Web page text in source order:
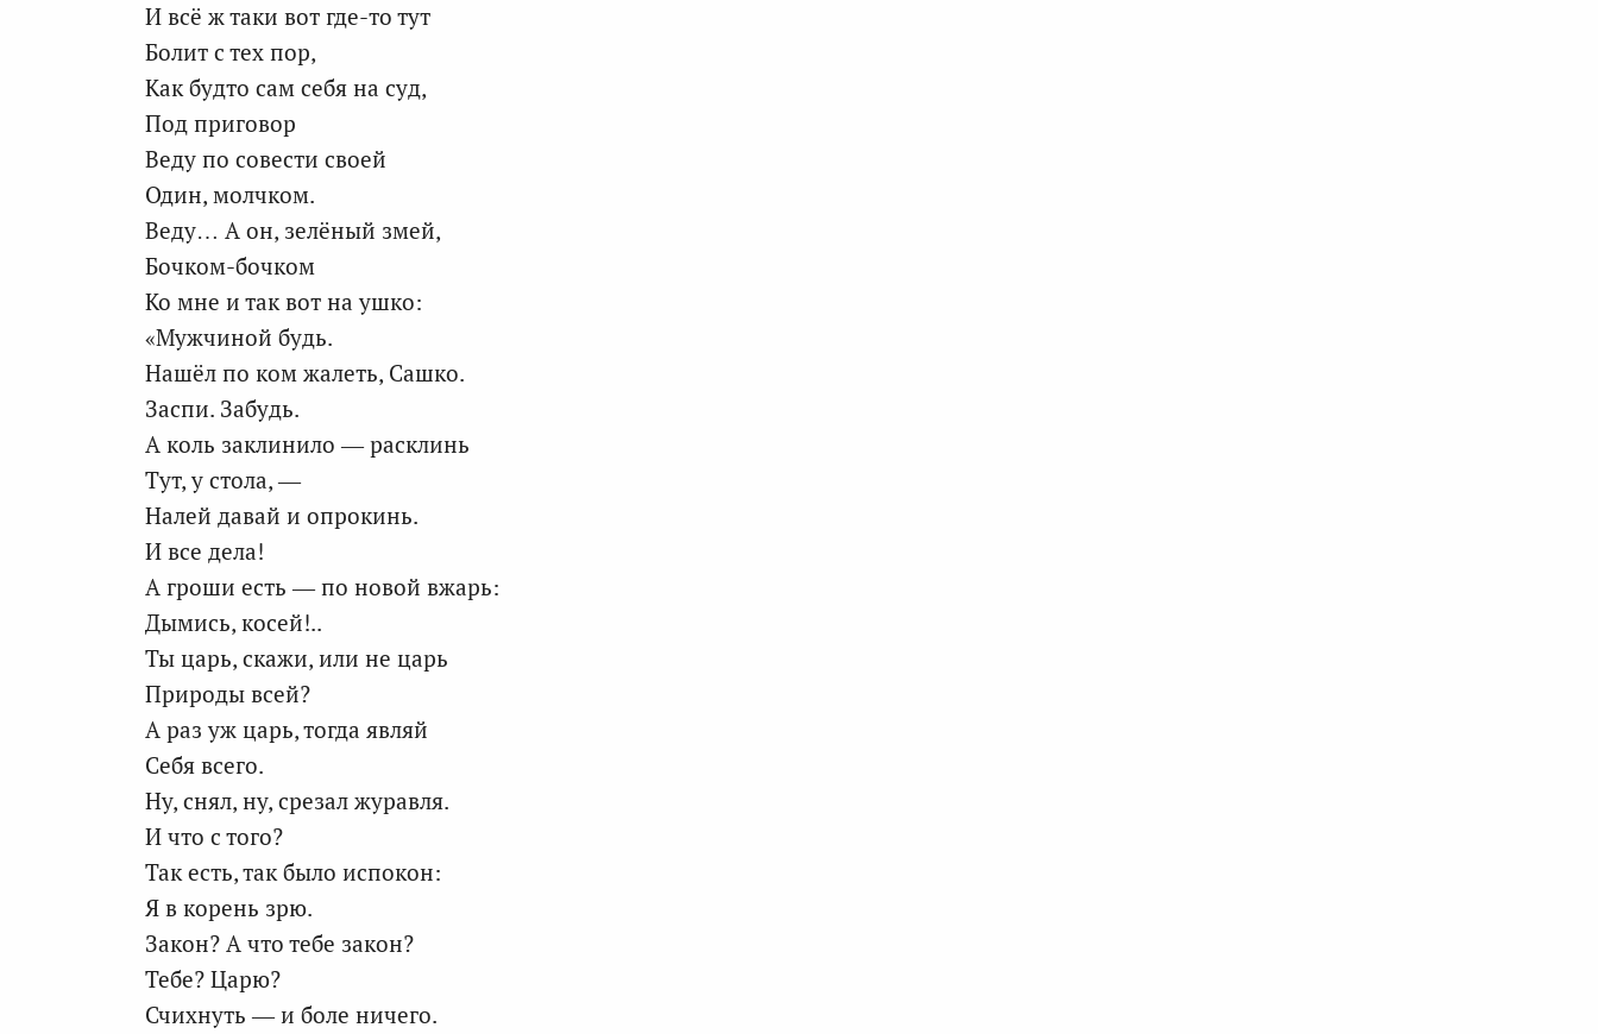
И всё ж таки вот где-то тут
Болит с тех пор,
Как будто сам себя на суд,
Под приговор
Веду по совести своей
Один, молчком.
Веду… А он, зелёный змей,
Бочком-бочком
Ко мне и так вот на ушко:
«Мужчиной будь.
Нашёл по ком жалеть, Сашко.
Заспи. Забудь.
А коль заклинило — расклинь
Тут, у стола, —
Налей давай и опрокинь.
И все дела!
А гроши есть — по новой вжарь:
Дымись, косей!..
Ты царь, скажи, или не царь
Природы всей?
А раз уж царь, тогда являй
Себя всего.
Ну, снял, ну, срезал журавля.
И что с того?
Так есть, так было испокон:
Я в корень зрю.
Закон? А что тебе закон?
Тебе? Царю?
Счихнуть — и боле ничего.